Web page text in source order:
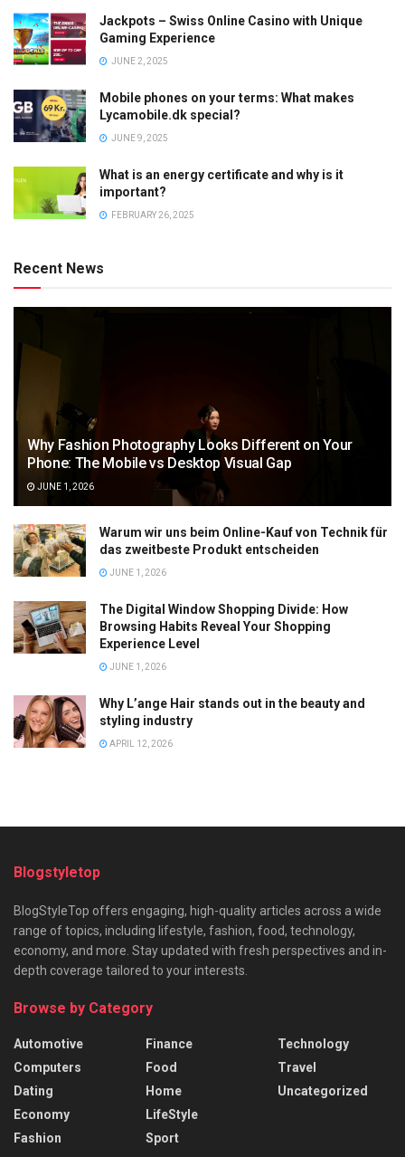
Jackpots – Swiss Online Casino with Unique
Gaming Experience
JUNE 2, 2025
Mobile phones on your terms: What makes
Lycamobile.dk special?
JUNE 9, 2025
What is an energy certificate and why is it
important?
FEBRUARY 26, 2025
Recent News
Why Fashion Photography Looks Different on Your
Phone: The Mobile vs Desktop Visual Gap
JUNE 1, 2026
Warum wir uns beim Online-Kauf von Technik für
das zweitbeste Produkt entscheiden
JUNE 1, 2026
The Digital Window Shopping Divide: How
Browsing Habits Reveal Your Shopping
Experience Level
JUNE 1, 2026
Why L’ange Hair stands out in the beauty and
styling industry
APRIL 12, 2026
Blogstyletop
BlogStyleTop offers engaging, high-quality articles across a wide
range of topics, including lifestyle, fashion, food, technology,
economy, and more. Stay updated with fresh perspectives and in-
depth coverage tailored to your interests.
Browse by Category
Automotive
Computers
Dating
Economy
Fashion
Finance
Food
Home
LifeStyle
Sport
Technology
Travel
Uncategorized